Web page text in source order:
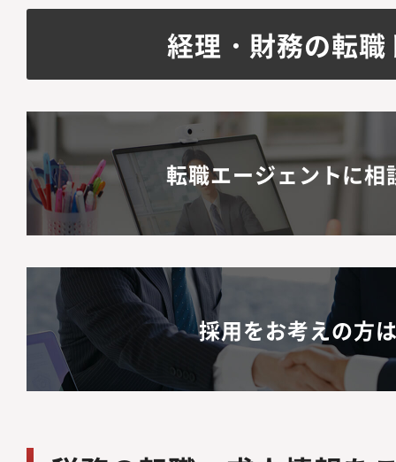
経理・財務の転
転職エージェントに相
採用をお考えの方